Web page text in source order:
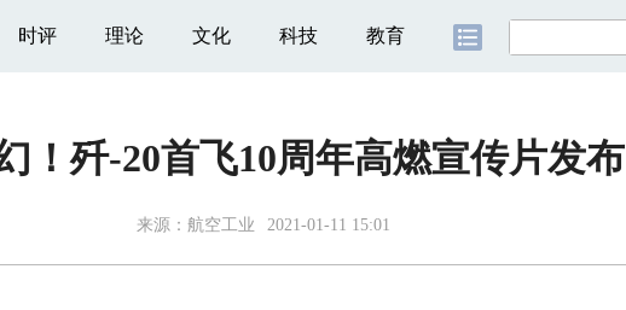
时评 理论 文化 科技 教育
！歼-20首飞10周年高燃宣传片发布
来源： 航空工业 2021-01-11 15:01